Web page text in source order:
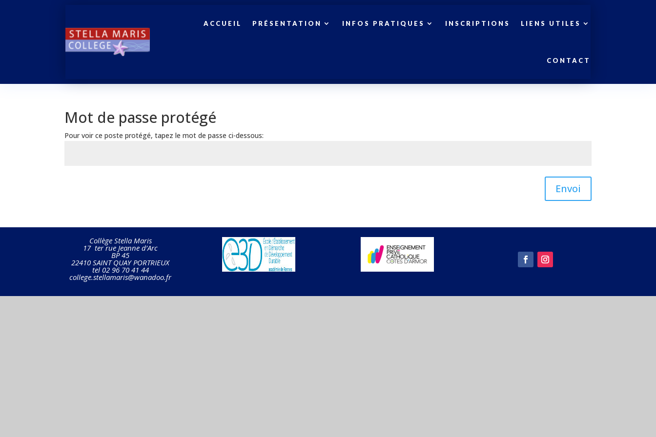
ACCUEIL PRÉSENTATION INFOS PRATIQUES INSCRIPTIONS LIENS UTILES
CONTACT
Mot de passe protégé
Pour voir ce poste protégé, tapez le mot de passe ci-dessous:
Envoi
Collège Stella Maris
17 ter rue Jeanne d’Arc
BP 45
22410 SAINT QUAY PORTRIEUX
tel 02 96 70 41 44
college.stellamaris@wanadoo.fr